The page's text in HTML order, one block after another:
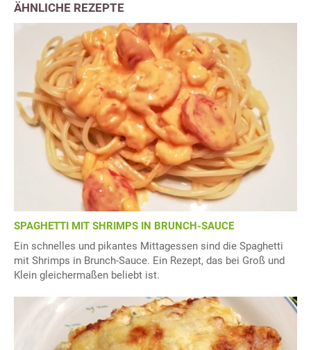
ÄHNLICHE REZEPTE
SPAGHETTI MIT SHRIMPS IN BRUNCH-SAUCE
Ein schnelles und pikantes Mittagessen sind die Spaghetti
mit Shrimps in Brunch-Sauce. Ein Rezept, das bei Groß und
Klein gleichermaßen beliebt ist.